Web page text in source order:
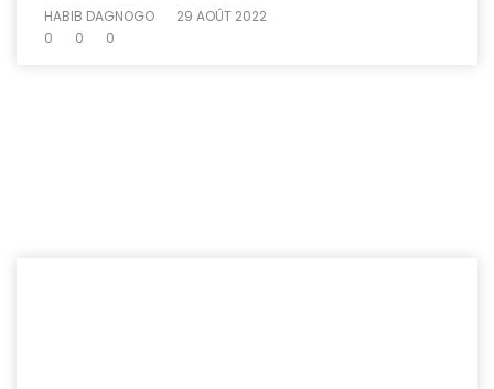
HABIB DAGNOGO
29 AOÛT 2022
0
0 0